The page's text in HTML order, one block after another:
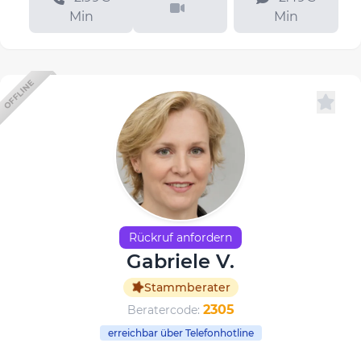
Min
Min
OFFLINE
Rückruf anfordern
Gabriele V.
Stammberater
Beratercode: 2305
erreichbar über Telefonhotline